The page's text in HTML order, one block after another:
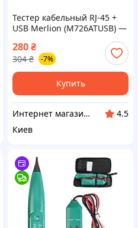
Тестер кабельный RJ-45 +
USB Merlion (M726ATUSB) —
280₴
304 ₴ -7%
Купить
Интернет магазин "Домовичок"
4.5
Киев